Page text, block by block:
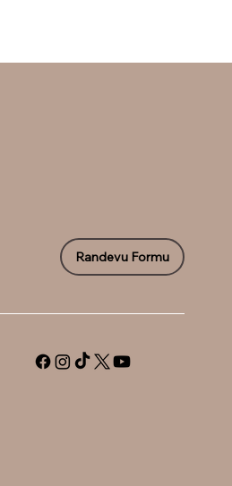
Randevu Formu